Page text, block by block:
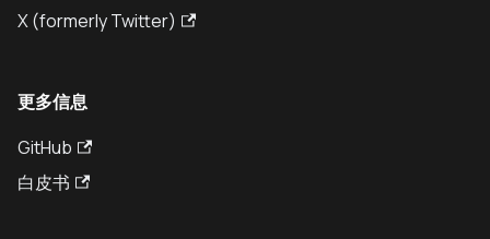
X (formerly Twitter)
更多信息
GitHub
白皮书